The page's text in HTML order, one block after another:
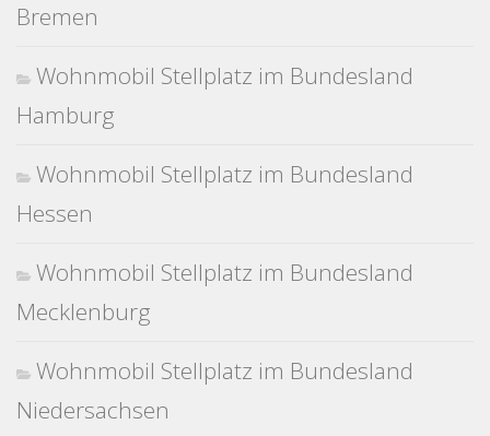
Bremen
Wohnmobil Stellplatz im Bundesland
Hamburg
Wohnmobil Stellplatz im Bundesland
Hessen
Wohnmobil Stellplatz im Bundesland
Mecklenburg
Wohnmobil Stellplatz im Bundesland
Niedersachsen